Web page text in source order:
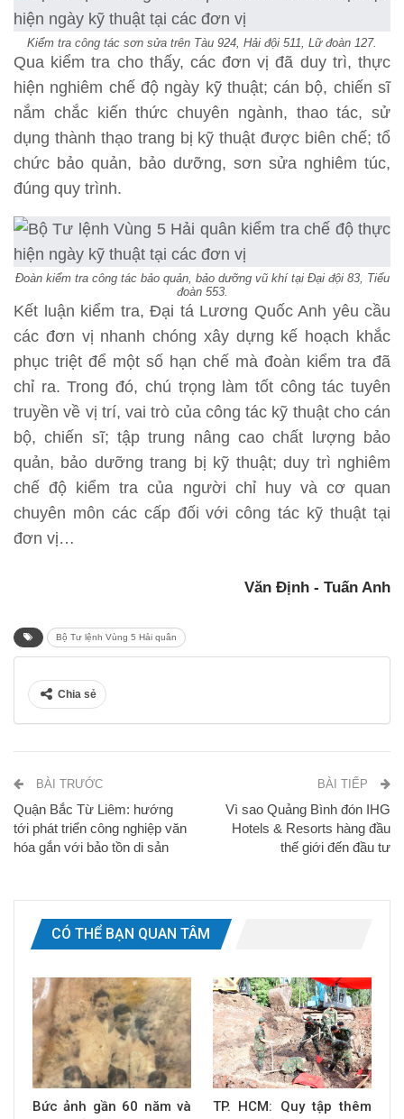
Kiểm tra công tác sơn sửa trên Tàu 924, Hải đội 511, Lữ đoàn 127.
Qua kiểm tra cho thấy, các đơn vị đã duy trì, thực
hiện nghiêm chế độ ngày kỹ thuật; cán bộ, chiến sĩ
nắm chắc kiến thức chuyên ngành, thao tác, sử
dụng thành thạo trang bị kỹ thuật được biên chế; tổ
chức bảo quản, bảo dưỡng, sơn sửa nghiêm túc,
đúng quy trình.
Đoàn kiểm tra công tác bảo quản, bảo dưỡng vũ khí tại Đại đội 83, Tiểu
đoàn 553.
Kết luận kiểm tra, Đại tá Lương Quốc Anh yêu cầu
các đơn vị nhanh chóng xây dựng kế hoạch khắc
phục triệt để một số hạn chế mà đoàn kiểm tra đã
chỉ ra. Trong đó, chú trọng làm tốt công tác tuyên
truyền về vị trí, vai trò của công tác kỹ thuật cho cán
bộ, chiến sĩ; tập trung nâng cao chất lượng bảo
quản, bảo dưỡng trang bị kỹ thuật; duy trì nghiêm
chế độ kiểm tra của người chỉ huy và cơ quan
chuyên môn các cấp đối với công tác kỹ thuật tại
đơn vị…
Văn Định - Tuấn Anh
Bộ Tư lệnh Vùng 5 Hải quân
Chia sẻ
BÀI TRƯỚC
Quận Bắc Từ Liêm: hướng
tới phát triển công nghiệp văn
hóa gắn với bảo tồn di sản
BÀI TIẾP
Vì sao Quảng Bình đón IHG
Hotels & Resorts hàng đầu
thế giới đến đầu tư
CÓ THỂ BẠN QUAN TÂM
Bức ảnh gần 60 năm và
TP. HCM: Quy tập thêm